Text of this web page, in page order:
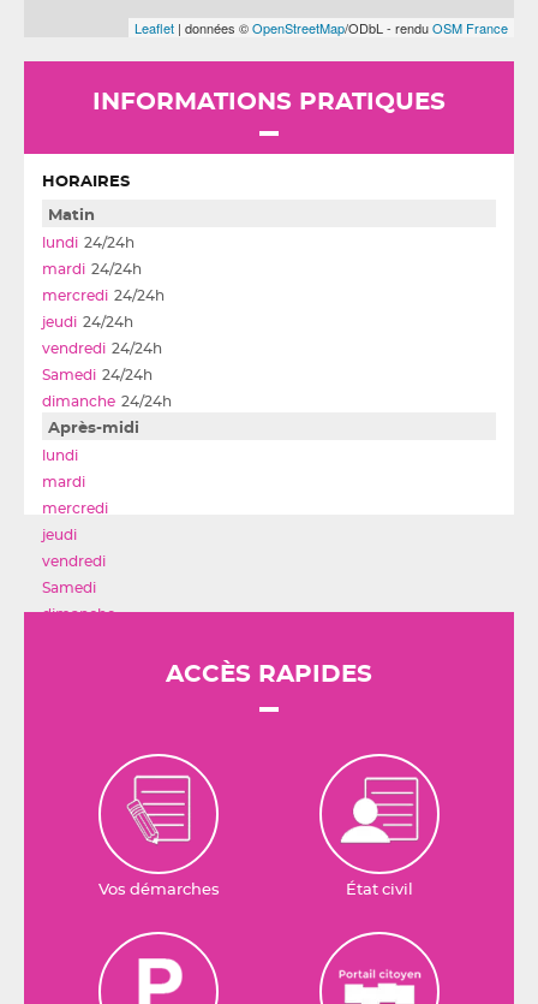
Leaflet | données ©OpenStreetMap/ODbL - renduOSM France
INFORMATIONS PRATIQUES
HORAIRES
Matin
24/24h
24/24h
24/24h
24/24h
24/24h
24/24h
24/24h
Après-midi
ACCÈS RAPIDES
Vos démarches État civil